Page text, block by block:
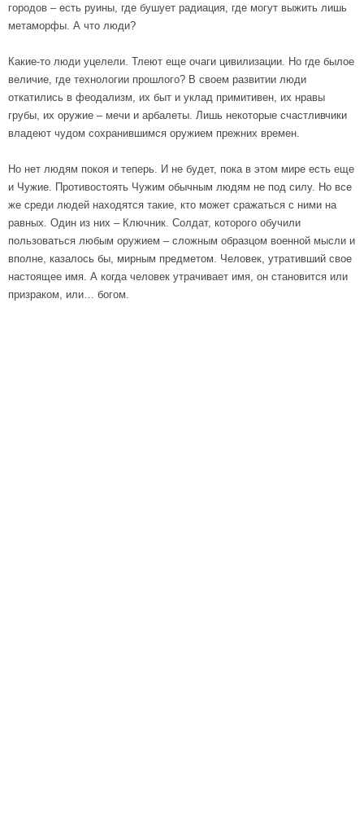
городов – есть руины, где бушует радиация, где могут выжить лишь
метаморфы. А что люди?
Какие-то люди уцелели. Тлеют еще очаги цивилизации. Но где былое
величие, где технологии прошлого? В своем развитии люди
откатились в феодализм, их быт и уклад примитивен, их нравы
грубы, их оружие – мечи и арбалеты. Лишь некоторые счастливчики
владеют чудом сохранившимся оружием прежних времен.
Но нет людям покоя и теперь. И не будет, пока в этом мире есть еще
и Чужие. Противостоять Чужим обычным людям не под силу. Но все
же среди людей находятся такие, кто может сражаться с ними на
равных. Один из них – Ключник. Солдат, которого обучили
пользоваться любым оружием – сложным образцом военной мысли и
вполне, казалось бы, мирным предметом. Человек, утративший свое
настоящее имя. А когда человек утрачивает имя, он становится или
призраком, или… богом.